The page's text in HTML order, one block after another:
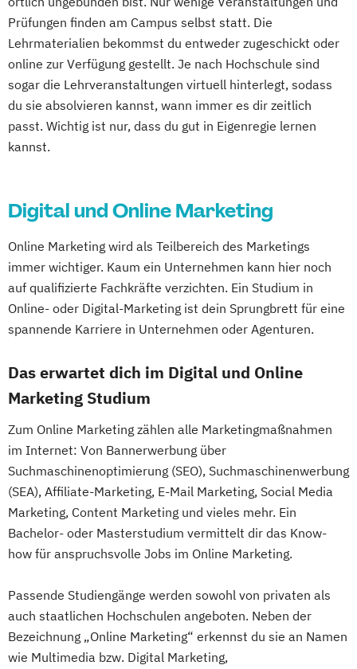
Leverkusen Osnabrück Solingen
Heidelberg Herne Neuss Darmstadt
Paderborn Regensburg
Ingolstadt
Würzburg Fürth Wolfsburg
Bremen
Erlenbach Euskirchen Frechen
Griesheim Kornwestheim Leichlingen
Prüfungen finden am Campus selbst statt. Die
Lehrmaterialien bekommst du entweder zugeschickt oder
online zur Verfügung gestellt. Je nach Hochschule sind
sogar die Lehrveranstaltungen virtuell hinterlegt, sodass
du sie absolvieren kannst, wann immer es dir zeitlich
passt. Wichtig ist nur, dass du gut in Eigenregie lernen
kannst.
Digital und Online Marketing
Online Marketing wird als Teilbereich des Marketings
immer wichtiger. Kaum ein Unternehmen kann hier noch
auf qualifizierte Fachkräfte verzichten. Ein Studium in
Online- oder Digital-Marketing ist dein Sprungbrett für eine
spannende Karriere in Unternehmen oder Agenturen.
Das erwartet dich im Digital und Online
Marketing Studium
Zum Online Marketing zählen alle Marketingmaßnahmen
im Internet: Von Bannerwerbung über
Suchmaschinenoptimierung (SEO), Suchmaschinenwerbung
(SEA), Affiliate-Marketing, E-Mail Marketing, Social Media
Marketing, Content Marketing und vieles mehr. Ein
Bachelor- oder Masterstudium vermittelt dir das Know-
how für anspruchsvolle Jobs im Online Marketing.
Passende Studiengänge werden sowohl von privaten als
auch staatlichen Hochschulen angeboten. Neben der
Bezeichnung „Online Marketing“ erkennst du sie an Namen
wie Multimedia bzw. Digital Marketing,